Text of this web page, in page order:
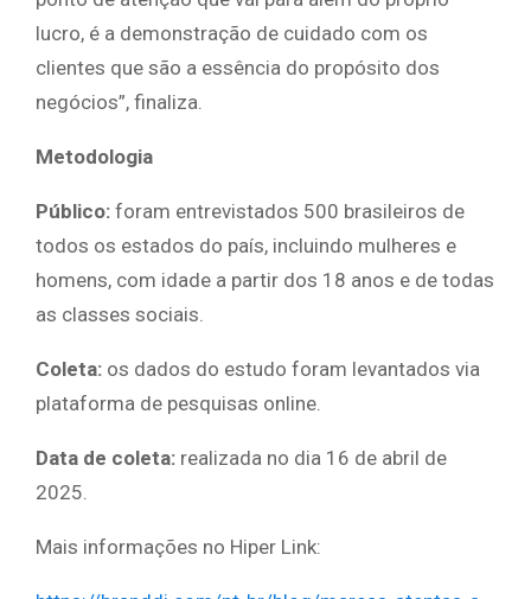
lucro, é a demonstração de cuidado com os
clientes que são a essência do propósito dos
negócios”, finaliza.
Metodologia
Público: foram entrevistados 500 brasileiros de
todos os estados do país, incluindo mulheres e
homens, com idade a partir dos 18 anos e de todas
as classes sociais.
Coleta: os dados do estudo foram levantados via
plataforma de pesquisas online.
Data de coleta: realizada no dia 16 de abril de
2025.
Mais informações no Hiper Link: